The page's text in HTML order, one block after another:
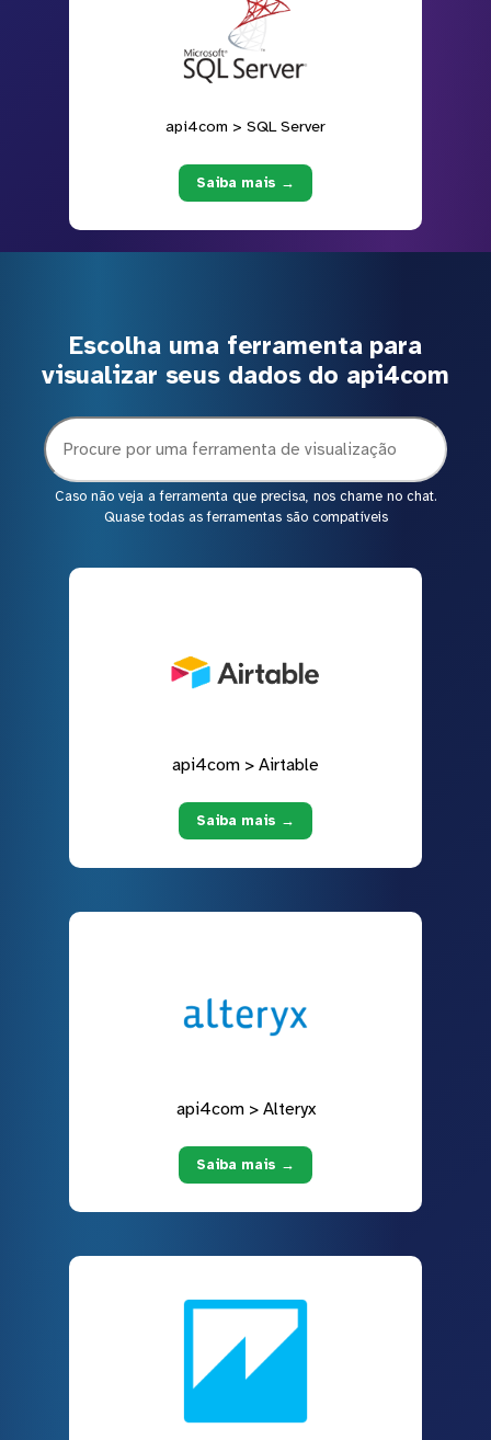
api4com > SQL Server
Saiba mais →
Escolha uma ferramenta para
visualizar seus dados do api4com
Caso não veja a ferramenta que precisa, nos chame no chat.
Quase todas as ferramentas são compatíveis
api4com > Airtable
Saiba mais →
api4com > Alteryx
Saiba mais →